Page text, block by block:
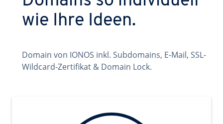
wie Ihre Ideen.
Domain von IONOS inkl. Subdomains, E-Mail, SSL-
Wildcard-Zertifikat & Domain Lock.